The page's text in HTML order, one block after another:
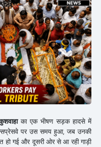
का एक भीषण सड़क हादसे में
पर उस समय हुआ, जब उनकी
हो गई और दूसरी ओर से आ रही गाड़ी